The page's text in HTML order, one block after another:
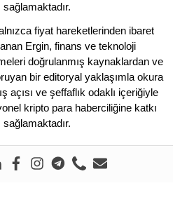
sağlamaktadır.
fiyat hareketlerinden ibaret
Ergin, finans ve teknoloji
doğrulanmış kaynaklardan ve
bir editoryal yaklaşımla okura
açısı ve şeffaflık odaklı içeriğiyle
kripto para haberciliğine katkı
sağlamaktadır.